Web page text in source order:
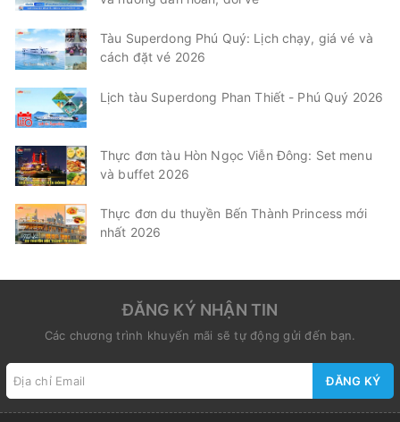
Tàu Superdong Phú Quý: Lịch chạy, giá vé và
cách đặt vé 2026
Lịch tàu Superdong Phan Thiết - Phú Quý 2026
Thực đơn tàu Hòn Ngọc Viễn Đông: Set menu
và buffet 2026
Thực đơn du thuyền Bến Thành Princess mới
nhất 2026
ĐĂNG KÝ NHẬN TIN
Các chương trình khuyến mãi sẽ tự động gửi đến bạn.
ĐĂNG KÝ